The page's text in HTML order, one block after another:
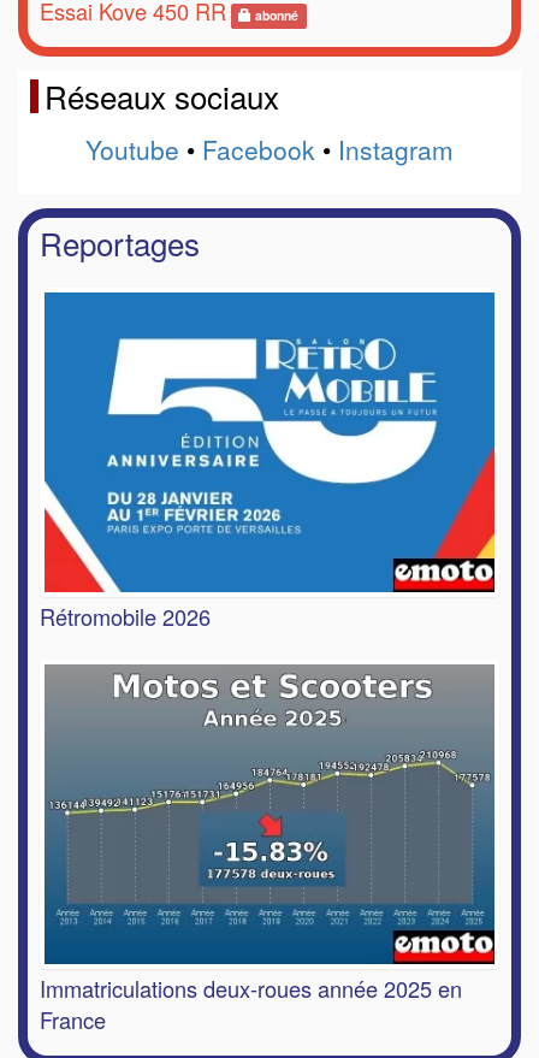
Essai Kove 450 RR abonné
Réseaux sociaux
Youtube • Facebook • Instagram
Reportages
Rétromobile 2026
Immatriculations deux-roues année 2025 en
France